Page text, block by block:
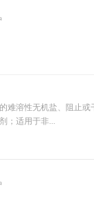
难溶性无机盐、阻止
；适用于非...